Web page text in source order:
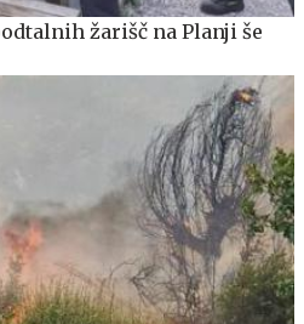
žarišč na Planji še